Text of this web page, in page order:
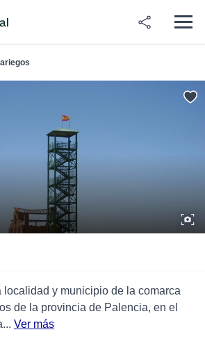
localidad y municipio de la comarca
de la provincia de Palencia, en el
Ver más